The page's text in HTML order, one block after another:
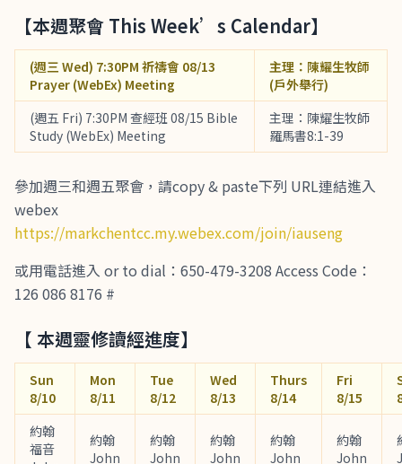
【本週聚會 This Week’s Calendar】
(週三 Wed) 7:30PM 祈禱會 08/13
Prayer (WebEx) Meeting
主理：陳耀生牧師
(戶外舉行)
(週五 Fri) 7:30PM 查經班 08/15 Bible
Study (WebEx) Meeting
主理：陳耀生牧師
羅馬書8:1-39
參加週三和週五聚會，請copy & paste下列 URL連結進入
webex
https://markchentcc.my.webex.com/join/iauseng
或用電話進入 or to dial：650-479-3208 Access Code：
126 086 8176 #
【 本週靈修讀經進度】
Sun
8/10
Mon
8/11
Tue
8/12
Wed
8/13
Thurs
8/14
Fri
8/15
約翰
福音
約翰
John
約翰
John
約翰
John
約翰
John
約翰
John